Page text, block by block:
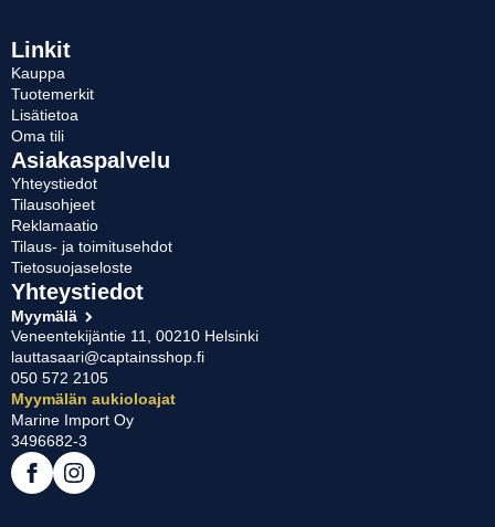
Linkit
Kauppa
Tuotemerkit
Lisätietoa
Oma tili
Asiakaspalvelu
Yhteystiedot
Tilausohjeet
Reklamaatio
Tilaus- ja toimitusehdot
Tietosuojaseloste
Yhteystiedot
Myymälä
Veneentekijäntie 11, 00210 Helsinki
lauttasaari@captainsshop.fi
050 572 2105
Myymälän aukioloajat
Marine Import Oy
3496682-3